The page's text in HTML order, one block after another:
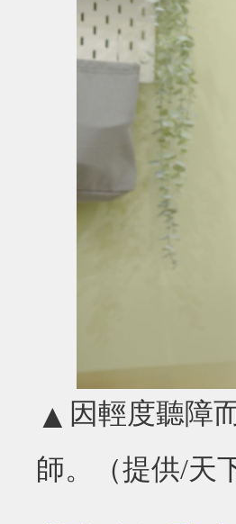
▲ 因輕度聽障
師。（提供/天